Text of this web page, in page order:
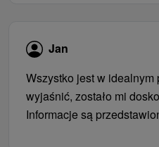
Jan
Wszystko jest w idealnym
wyjaśnić, zostało mi
Informacje są